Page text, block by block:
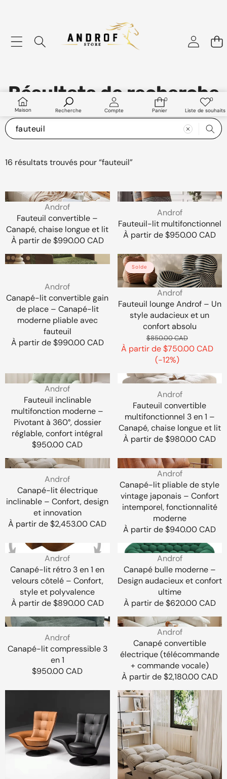
Maison Recherche Compte
0
0
Panier
0Listes
Liste de souhaits
Résultats de recherche
16 résultats trouvés pour “fauteuil”
Fauteuil
convertible
Canapé,
chaise
longue
et
Vendeur
:
Androf
Fauteuil convertible –
Canapé, chaise longue et lit
Prix
régulier
À partir de $990.00 CAD
Fauteuil-
multifonctionnel
Vendeur
:
Androf
Fauteuil-lit multifonctionnel
Prix
À partir de $950.00 CAD
Canapé-
gain
de
place
Canapé-
lit
avec
Vendeur
:
Androf
Canapé-lit convertible gain
de place – Canapé-lit
moderne pliable avec
fauteuil
Prix
À partir de $990.00 CAD
Fauteuil
lounge
Androf
Un
style
audacieux
un
Solde
Vendeur
:
Androf
Fauteuil lounge Androf – Un
style audacieux et un
confort absolu
Prix
régulier
$850.00 CAD
en
À partir de $750.00 CAD
(-12%)
Fauteuil
multifonction
moderne
Pivotant
360°,
dossier
confort
intégral
Vendeur
:
Androf
Fauteuil inclinable
multifonction moderne –
Pivotant à 360°, dossier
réglable, confort intégral
Prix
régulier
$950.00 CAD
Fauteuil
multifonctionnel
en
Canapé,
chaise
et
lit
Vendeur
:
Androf
Fauteuil convertible
multifonctionnel 3 en 1 –
Canapé, chaise longue et lit
Prix
À partir de $980.00 CAD
Canapé-
électrique
inclinable
–
Confort,
design
et
innovation
Vendeur
:
Androf
Canapé-lit électrique
inclinable – Confort, design
et innovation
Prix
À partir de $2,453.00 CAD
Canapé-
pliable
de
style
japonais
Confort
intemporel,
fonctionnalité
moderne
Vendeur
:
Androf
Canapé-lit pliable de style
vintage japonais – Confort
intemporel, fonctionnalité
moderne
Prix
régulier
À partir de $940.00 CAD
Canapé-
rétro
en
velours
–
polyvalence
Vendeur
:
Androf
Canapé-lit rétro 3 en 1 en
velours côtelé – Confort,
style et polyvalence
Prix
régulier
À partir de $890.00 CAD
Canapé
moderne
–
audacieux
et
confort
Vendeur
:
Androf
Canapé bulle moderne –
Design audacieux et confort
ultime
Prix
régulier
À partir de $620.00 CAD
Canapé-
compressible
Vendeur
:
Androf
Canapé-lit compressible 3
en 1
Prix
$950.00 CAD
Canapé
convertible
électrique
(télécommande
commande
vocale)
Vendeur
:
Androf
Canapé convertible
électrique (télécommande
+ commande vocale)
Prix
régulier
À partir de $2,180.00 CAD